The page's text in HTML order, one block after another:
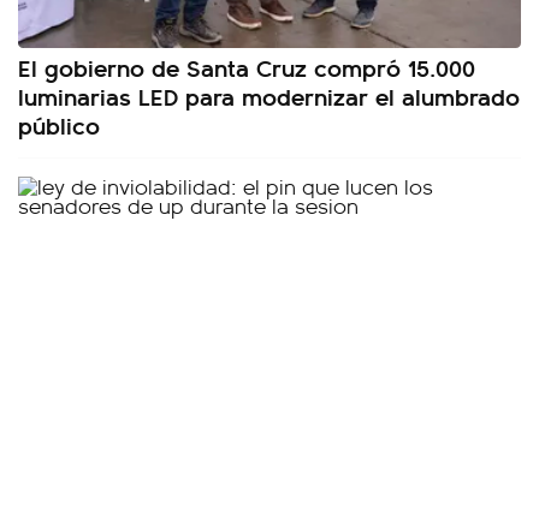
El gobierno de Santa Cruz compró 15.000
luminarias LED para modernizar el alumbrado
público